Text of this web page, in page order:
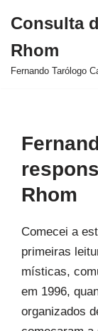
para
o
Consulta
Rhom
Fernando Tarólogo
Rhom
Comecei a
primeiras
místicas,
em 1996,
organizados